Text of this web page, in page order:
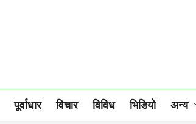
पूर्वाधार विचार विविध भिडियो अन्य